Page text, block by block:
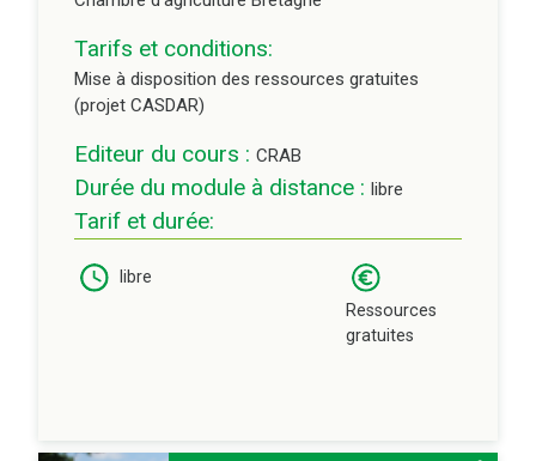
Tarifs et conditions:
Mise à disposition des ressources gratuites
(projet CASDAR)
Editeur du cours : CRAB
Durée du module à distance : libre
Tarif et durée:
libre
Ressources
gratuites